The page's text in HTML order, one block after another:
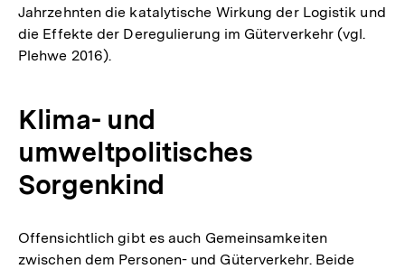
Jahrzehnten die katalytische Wirkung der Logistik und
die Effekte der Deregulierung im Güterverkehr (vgl.
Plehwe 2016).
Klima- und
umweltpolitisches
Sorgenkind
Offensichtlich gibt es auch Gemeinsamkeiten
zwischen dem Personen- und Güterverkehr. Beide